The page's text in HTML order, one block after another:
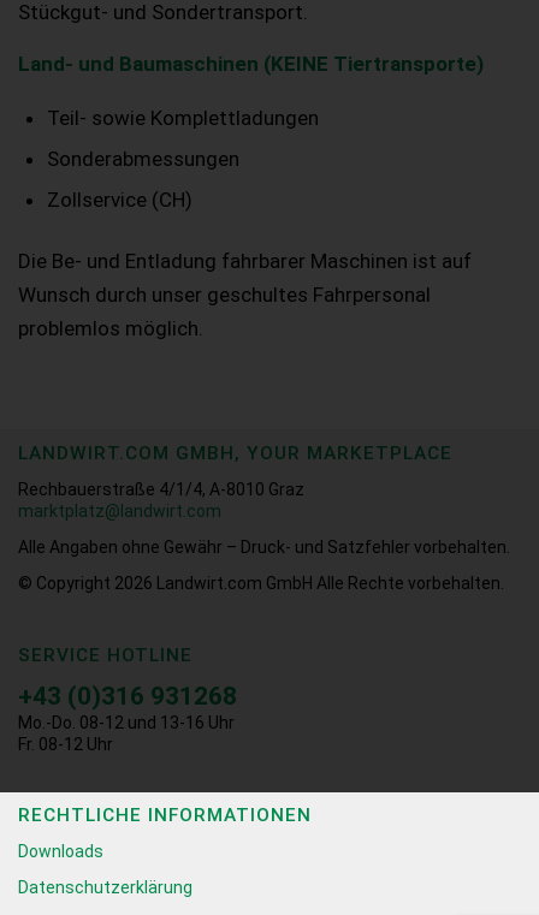
Stückgut- und Sondertransport.
Land- und Baumaschinen (KEINE Tiertransporte)
Teil- sowie Komplettladungen
Sonderabmessungen
Zollservice (CH)
Die Be- und Entladung fahrbarer Maschinen ist auf
Wunsch durch unser geschultes Fahrpersonal
problemlos möglich.
LANDWIRT.COM GMBH, YOUR MARKETPLACE
Rechbauerstraße 4/1/4, A-8010 Graz
marktplatz@landwirt.com
Alle Angaben ohne Gewähr – Druck- und Satzfehler vorbehalten.
© Copyright 2026
Landwirt.com GmbH Alle Rechte vorbehalten.
SERVICE HOTLINE
+43 (0)316 931268
Mo.-Do. 08-12 und 13-16 Uhr
Fr. 08-12 Uhr
RECHTLICHE INFORMATIONEN
Downloads
Datenschutzerklärung